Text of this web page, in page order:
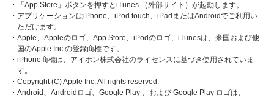
・「App Store」ボタンを押すとiTunes （外部サイト）が起動します。
・アプリケーションはiPhone、iPod touch、iPadまたはAndroidでご利用い
ただけます。
・Apple、Appleのロゴ、App Store、iPodのロゴ、iTunesは、米国および他
国のApple Inc.の登録商標です。
・iPhone商標は、アイホン株式会社のライセンスに基づき使用されていま
す。
・Copyright (C) Apple Inc. All rights reserved.
・Android、Androidロゴ、Google Play 、および Google Play ロゴは、